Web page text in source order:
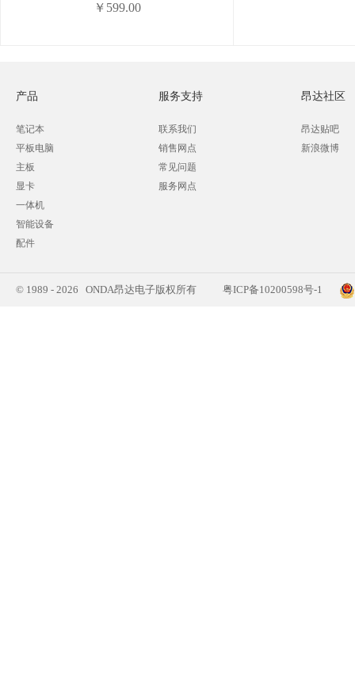
￥599.00
产品
笔记本
平板电脑
主板
显卡
一体机
智能设备
配件
服务支持
联系我们
销售网点
常见问题
服务网点
昂达社区
昂达贴吧
新浪微博
© 1989 - 2026 ONDA昂达电子版权所有 粤ICP备10200598号-1